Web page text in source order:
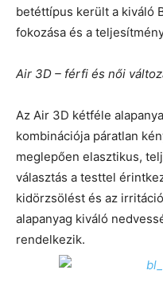
betéttípus került a kiváló
fokozása és a
Air 3D – férfi és női
Az Air 3D kétféle
kombinációja páratlan
meglepően elasztikus,
választás a testtel
kidörzsölést és az
alapanyag kiváló
rendelkezik.